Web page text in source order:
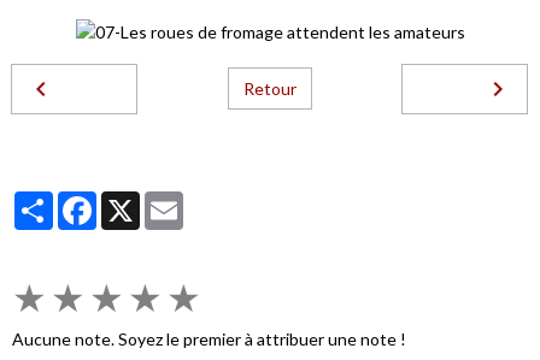
Retour
PartagerFacebook
X
★ ★ ★ ★ ★
Aucune note. Soyez le premier à attribuer une note !